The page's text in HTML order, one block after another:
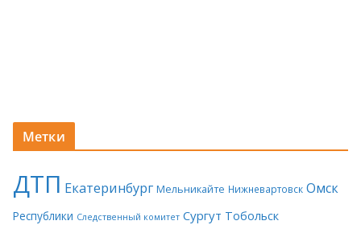
Метки
ДТП Екатеринбург Мельникайте Нижневартовск Омск
Республики Следственный комитет Сургут Тобольск